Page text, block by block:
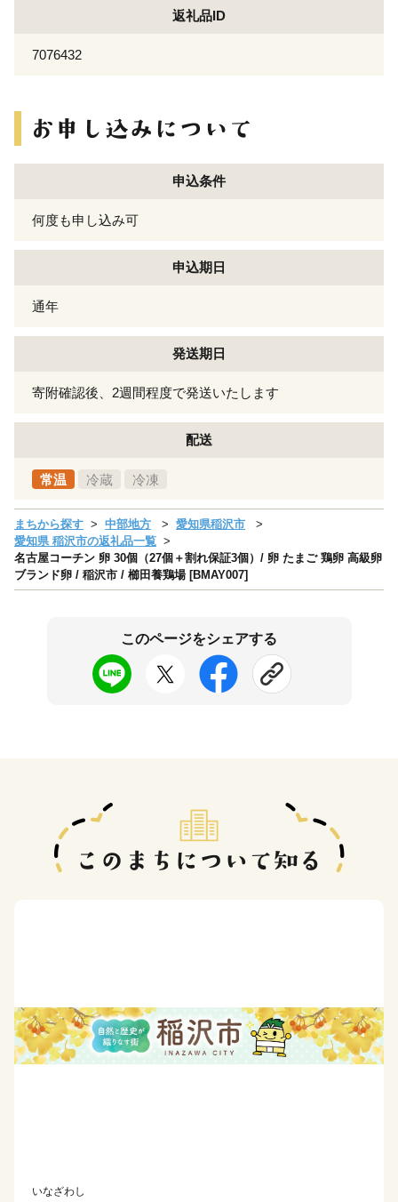
返礼品ID
7076432
申込条件
何度も申し込み可
申込期日
通年
発送期日
寄附確認後、2週間程度で発送いたします
配送
常温 冷蔵 冷凍
まちから探す 中部地方
愛知県稲沢市
愛知県 稲沢市の返礼品一覧
名古屋コーチン 卵 30個（27個＋割れ保証3個）/ 卵 たまご 鶏卵 高級卵
ブランド卵 / 稲沢市 / 櫛田養鶏場 [BMAY007]
このページをシェアする
いなざわし